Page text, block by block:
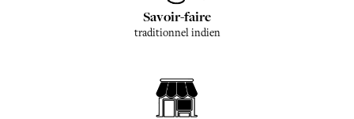
Savoir-faire
traditionnel indien